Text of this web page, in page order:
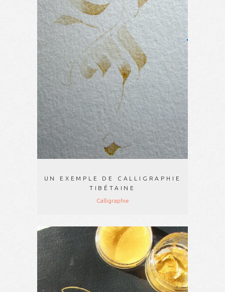
UN EXEMPLE DE CALLIGRAPHIE
TIBÉTAINE
Calligraphie